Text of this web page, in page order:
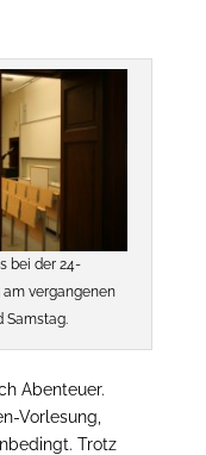
bei der 24-
vergangenen
Samstag.
Abenteuer.
Vorlesung,
Trotz